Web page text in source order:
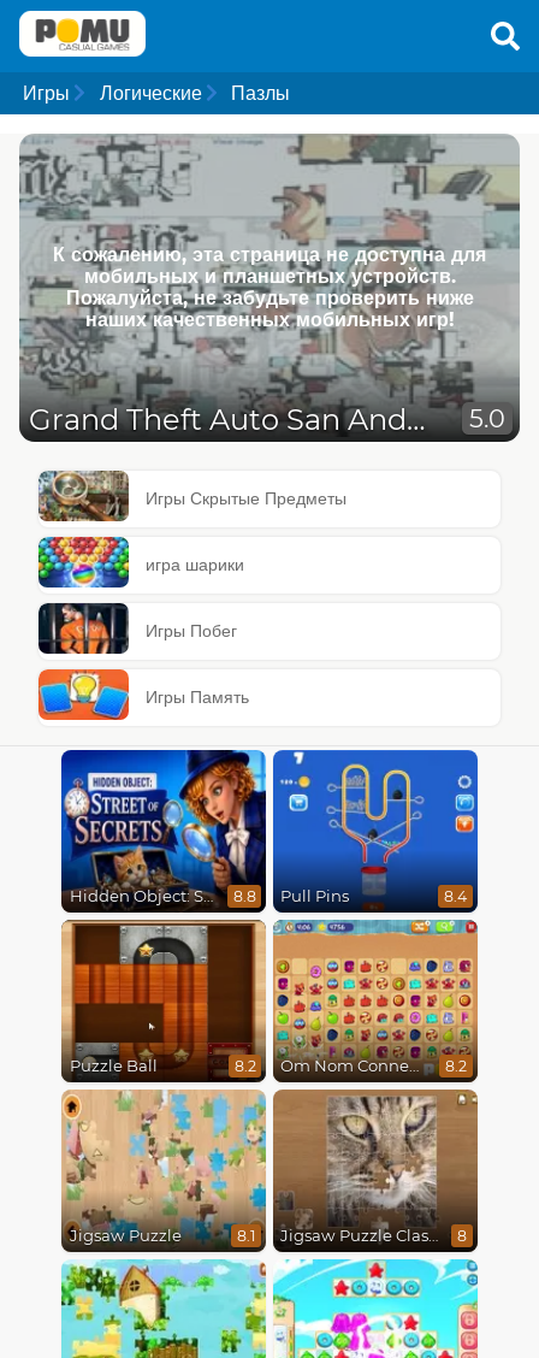
Игры Логические Пазлы
К сожалению, эта страница не доступна для
мобильных и планшетных устройств.
Пожалуйста, не забудьте проверить ниже
наших качественных мобильных игр!
Grand Theft Auto San Andreas Puzzle 5.0
Игры Скрытые Предметы
игра шарики
Игры Побег
Игры Память
Hidden Object: Street Of Secrets 8.8 Pull Pins 8.4
Puzzle Ball 8.2 Om Nom Connect Classic 8.2
Jigsaw Puzzle 8.1 Jigsaw Puzzle Classic 8